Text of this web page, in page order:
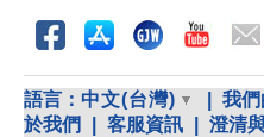
語言： 中文(台灣) 我
於我們
客服資訊 澄清